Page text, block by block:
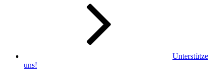
Unterstütze
uns!